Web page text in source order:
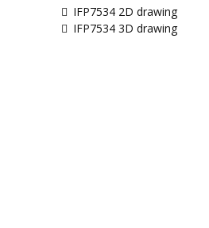
IFP7534 2D drawing
IFP7534 3D drawing